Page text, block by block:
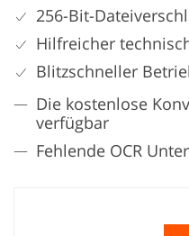
256-Bit-
Hilfreicher
Blitzschneller
Die kostenlose
verfügbar
Fehlende OCR